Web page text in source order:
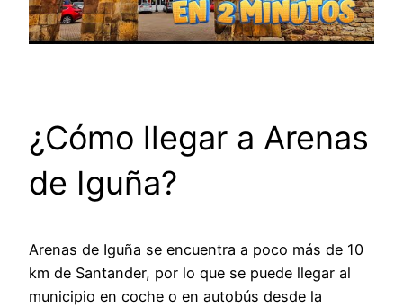
¿Cómo llegar a Arenas
de Iguña?
Arenas de Iguña se encuentra a poco más de 10
km de Santander, por lo que se puede llegar al
municipio en coche o en autobús desde la